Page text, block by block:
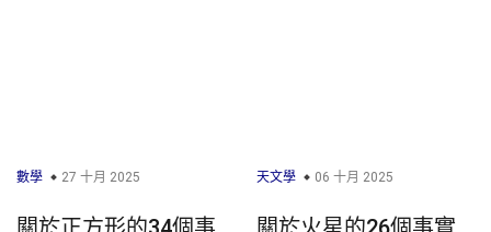
數學 27 十月 2025 天文學 06 十月 2025